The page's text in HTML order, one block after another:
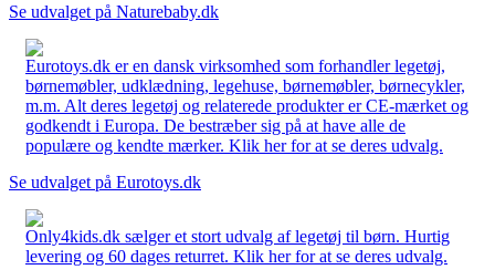
Se udvalget på Naturebaby.dk
Eurotoys.dk er en dansk virksomhed som forhandler legetøj,
børnemøbler, udklædning, legehuse, børnemøbler, børnecykler,
m.m. Alt deres legetøj og relaterede produkter er CE-mærket og
godkendt i Europa. De bestræber sig på at have alle de
populære og kendte mærker. Klik her for at se deres udvalg.
Se udvalget på Eurotoys.dk
Only4kids.dk sælger et stort udvalg af legetøj til børn. Hurtig
levering og 60 dages returret. Klik her for at se deres udvalg.